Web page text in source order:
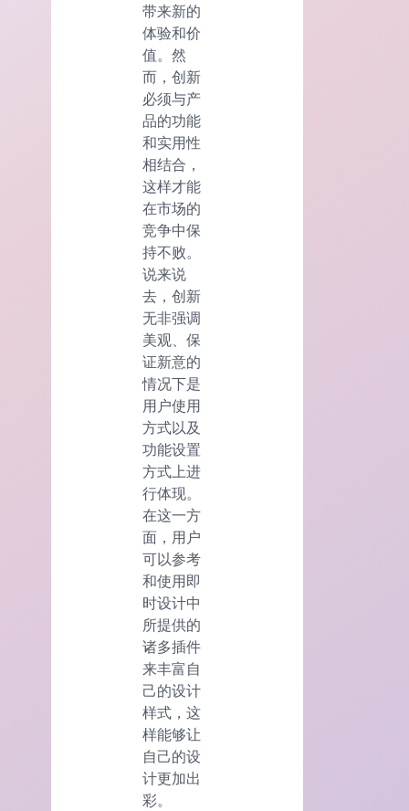
带来新的
体验和价
值。然
而，创新
必须与产
品的功能
和实用性
相结合，
这样才能
在市场的
竞争中保
持不败。
说来说
去，创新
无非强调
美观、保
证新意的
情况下是
用户使用
方式以及
功能设置
方式上进
行体现。
在这一方
面，用户
可以参考
和使用即
时设计中
所提供的
诸多插件
来丰富自
己的设计
样式，这
样能够让
自己的设
计更加出
彩。